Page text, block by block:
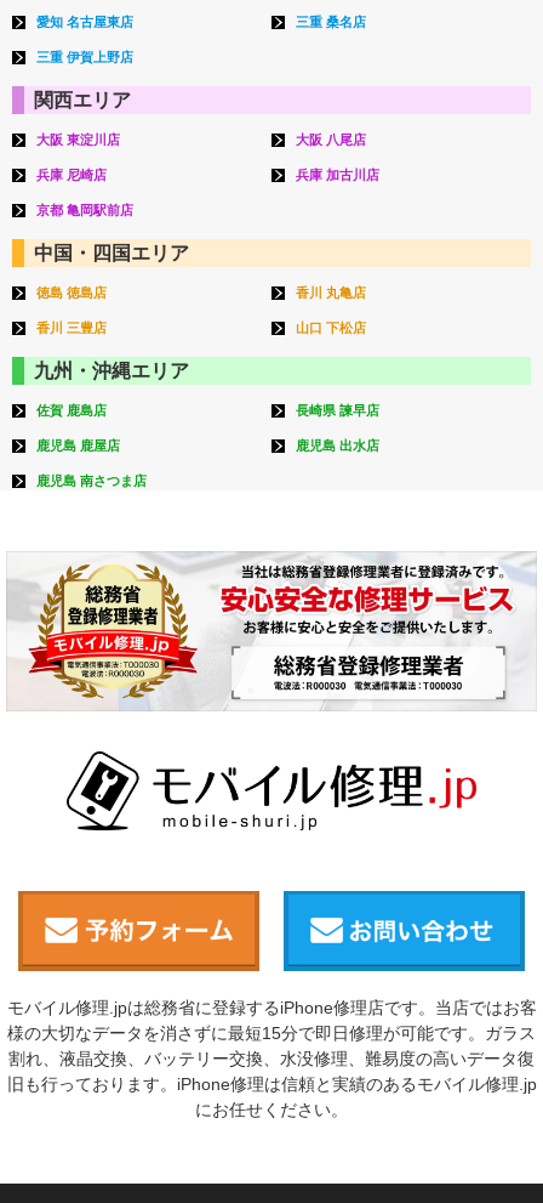
愛知 名古屋東店 三重 桑名店
三重 伊賀上野店
関西エリア
大阪 東淀川店 大阪 八尾店
兵庫 尼崎店 兵庫 加古川店
京都 亀岡駅前店
中国・四国エリア
徳島 徳島店 香川 丸亀店
香川 三豊店 山口 下松店
九州・沖縄エリア
佐賀 鹿島店 長崎県 諫早店
鹿児島 鹿屋店 鹿児島 出水店
鹿児島 南さつま店
モバイル修理.jpは総務省に登録するiPhone修理店です。当店ではお客
様の大切なデータを消さずに最短15分で即日修理が可能です。ガラス
割れ、液晶交換、バッテリー交換、水没修理、難易度の高いデータ復
旧も行っております。iPhone修理は信頼と実績のあるモバイル修理.jp
にお任せください。